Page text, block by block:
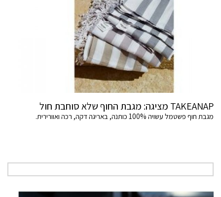
TAKEANAP מציגה: מגבת החוף שלא סוחבת חול
מגבת חוף פשטמל עשויה 100% כותנה, באריגה דקה, רכה ואוורירית.